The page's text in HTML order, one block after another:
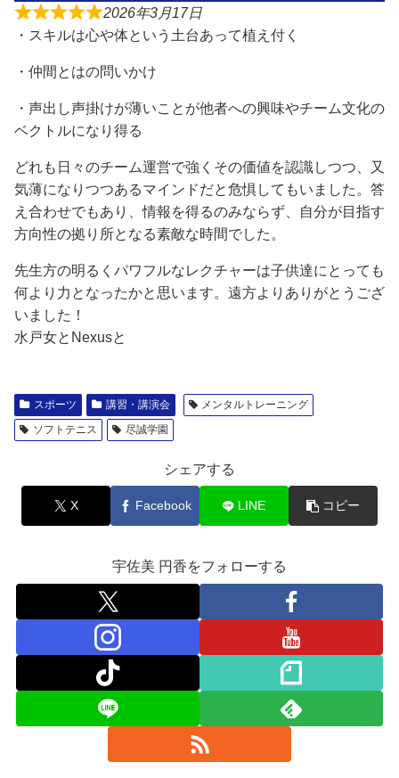
2026年3月17日
・スキルは心や体という土台あって植え付く
・仲間とはの問いかけ
・声出し声掛けが薄いことが他者への興味やチーム文化の
ベクトルになり得る
どれも日々のチーム運営で強くその価値を認識しつつ、又
気薄になりつつあるマインドだと危惧してもいました。答
え合わせでもあり、情報を得るのみならず、自分が目指す
方向性の拠り所となる素敵な時間でした。
先生方の明るくパワフルなレクチャーは子供達にとっても
何より力となったかと思います。遠方よりありがとうござ
いました！
水戸女とNexusと
スポーツ 講習・講演会
メンタルトレーニング
ソフトテニス
尽誠学園
シェアする
X Facebook LINE コピー
宇佐美 円香をフォローする